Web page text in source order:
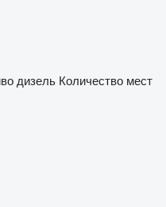
дизель Количество мест